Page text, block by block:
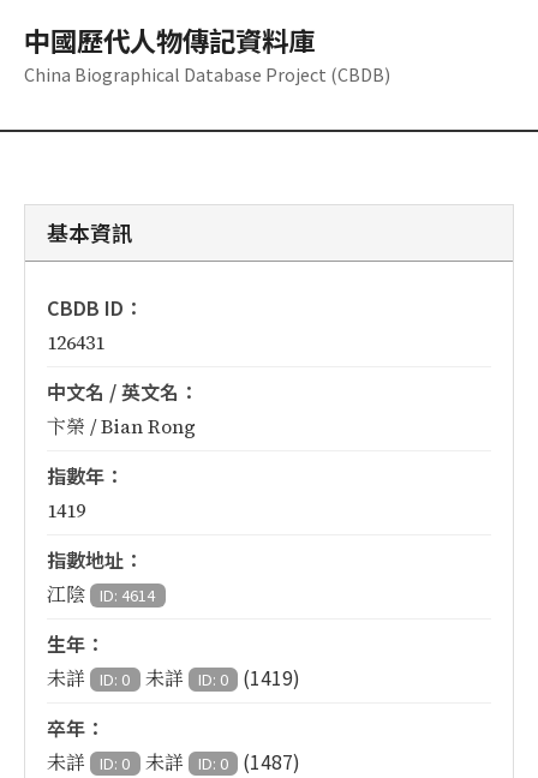
中國歷代人物傳記資料庫
China Biographical Database Project (CBDB)
基本資訊
CBDB ID：
126431
中文名 / 英文名：
卞榮 / Bian Rong
指數年：
1419
指數地址：
江陰 ID: 4614
生年：
未詳 ID: 0 未詳 ID: 0
(1419)
卒年：
未詳 ID: 0 未詳 ID: 0
(1487)